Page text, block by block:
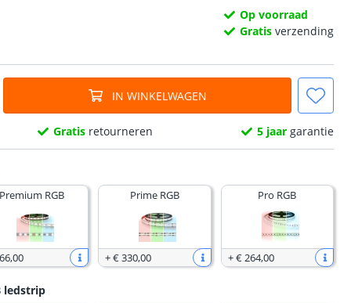
Op voorraad
Gratis verzending
IN WINKELWAGEN
Gratis retourneren 5 jaargarantie
Premium RGB
,00
Prime RGB
+€ 330,00
Pro RGB
+€ 264,00
ledstrip